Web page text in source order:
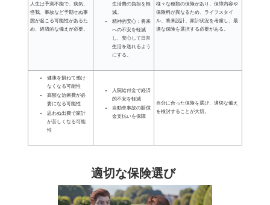
人生は予測不能で、病気、
怪我、事故など予期せぬ事
態が起こる可能性があるた
め、経済的な備えが必要。
生活費の負担を軽
減。
精神的安心：将来
への不安を軽減
し、安心して日常
生活を送れるよう
にする。
様々な種類の保険があり、保障内容や
保険料が異なるため、ライフスタイ
ル、将来設計、家計状況を考慮し、最
適な保険を選択する必要がある。
健康を損ねて働け
なくなる可能性
高額な治療費が必
要になる可能性
思わぬ出費で家計
が苦しくなる可能
性
入院給付金で経済
的不安を軽減
自動車事故の賠償
金支払いを保障
自分に合った保険を選び、適切な備え
を検討することが大切。
適切な保険選び